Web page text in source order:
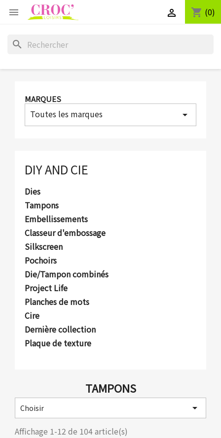
 shopping_cart (0)

search
MARQUES
Toutes les marques arrow_drop_down
DIY AND CIE
Dies
Tampons
Embellissements
Classeur d'embossage
Silkscreen
Pochoirs
Die/Tampon combinés
Project Life
Planches de mots
Cire
Dernière collection
Plaque de texture
TAMPONS
Choisir

Affichage 1-12 de 104 article(s)